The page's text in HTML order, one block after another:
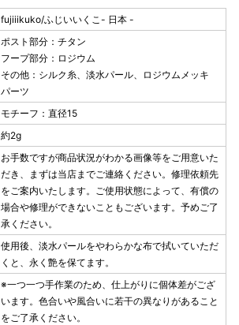
fujiiikuko/ふじいいくこ- 日本 -
ポスト部分：チタン
フープ部分：ロジウム
その他：シルク糸、淡水パール、ロジウムメッキ
パーツ
モチーフ：直径15
約2g
お手数ですが商品状況がわかる画像等をご用意いた
だき、まずは当店までご連絡ください。修理依頼先
をご案内いたします。ご使用状態によって、有償の
場合や修理ができないこともございます。予めご了
承ください。
使用後、淡水パールをやわらかな布で拭いていただ
くと、永く艶を保てます。
※一つ一つ手作業のため、仕上がりに個体差がござ
います。色合いや風合いに若干の異なりがあること
をご了承ください。